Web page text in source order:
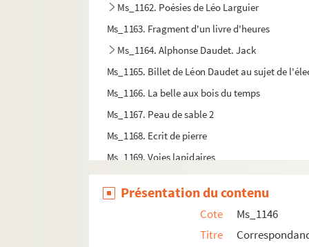
Ms_1162. Poésies de Léo Larguier
Ms_1163. Fragment d'un livre d'heures
Ms_1164. Alphonse Daudet. Jack
Ms_1165. Billet de Léon Daudet au sujet de
Ms_1166. La belle aux bois du temps
Ms_1167. Peau de sable 2
Ms_1168. Ecrit de pierre
Ms_1169. Voies lapidaires
Ms_1170. De montagne
Ms_1171. A l'écart
Ms_1172. Haute-Ubaye, sables
Présentation du contenu
Cote
Ms_1146
Titre